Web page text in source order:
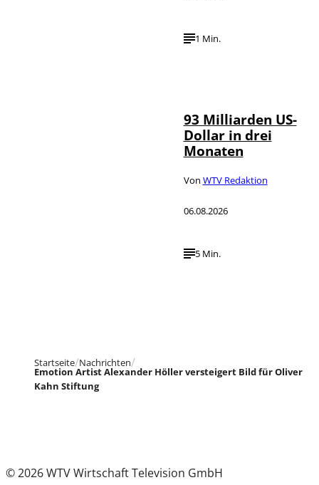
1 Min.
93 Milliarden US-
Dollar in drei
Monaten
Von WTV Redaktion
06.08.2026
5 Min.
Startseite Nachrichten
Emotion Artist Alexander Höller versteigert Bild für Oliver
Kahn Stiftung
© 2026 WTV Wirtschaft Television GmbH